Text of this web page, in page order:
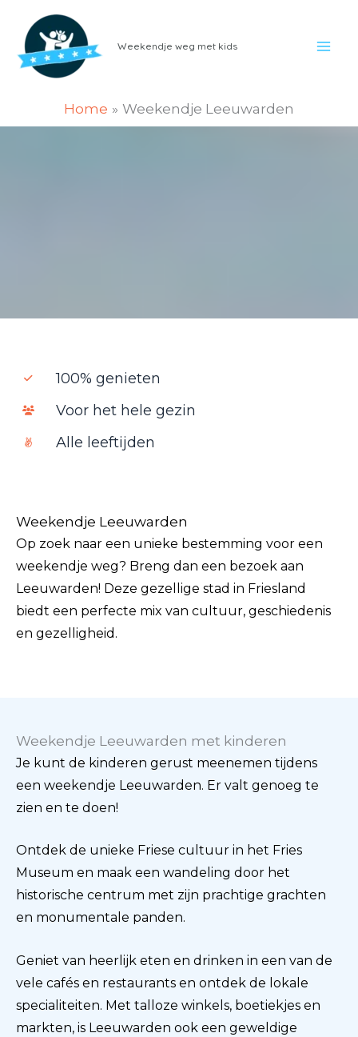
naar
de
inhoud
Weekendje weg met kids
Home Weekendje Leeuwarden
100% genieten
Voor het hele gezin
Alle leeftijden
Weekendje Leeuwarden
Op zoek naar een unieke bestemming voor een
weekendje weg? Breng dan een bezoek aan
Leeuwarden! Deze gezellige stad in Friesland
biedt een perfecte mix van cultuur, geschiedenis
en gezelligheid.
Weekendje Leeuwarden met kinderen
Je kunt de kinderen gerust meenemen tijdens
een weekendje Leeuwarden. Er valt genoeg te
zien en te doen!
Ontdek de unieke Friese cultuur in het Fries
Museum en maak een wandeling door het
historische centrum met zijn prachtige grachten
en monumentale panden.
Geniet van heerlijk eten en drinken in een van de
vele cafés en restaurants en ontdek de lokale
specialiteiten. Met talloze winkels, boetiekjes en
markten, is Leeuwarden ook een geweldige